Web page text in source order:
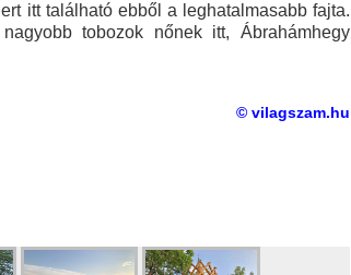
itt található ebből a leghatalmasabb fajta.
tobozok nőnek itt, Ábrahámhegy
© vilagszam.hu